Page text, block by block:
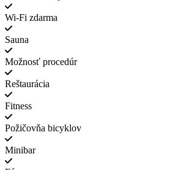
Wi-Fi zdarma
Sauna
Možnosť procedúr
Reštaurácia
Fitness
Požičovňa bicyklov
Minibar